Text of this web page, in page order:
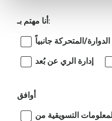
أنا مهتم بـ:
المتحركة جانبياً
إدارة الري عن بُعد
أوافق
التسويقية من